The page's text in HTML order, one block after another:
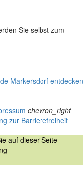
Sie selbst zum
chevron_right
zur Barrierefreiheit
auf dieser Seite